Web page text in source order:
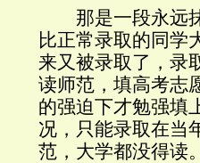
那是一段永远抹
比正常录取的同学
来又被录取了，录
读师范，填高考志
的强迫下才勉强填
况，只能录取在当
范，大学都没得读。